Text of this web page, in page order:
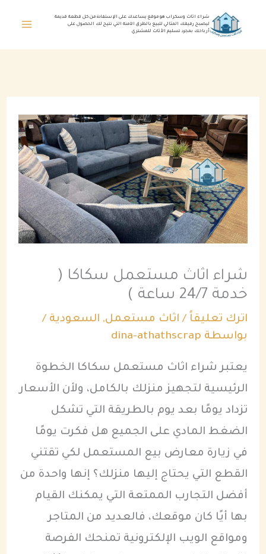
المحتوى
شراء اثاث وسكراب هو موقع يساعدك على الإستفادة من كل قطعة قديمة
ليصبح رفيقك المثالي للبيع بالطرق الآمنة التي تتيح لك الحصول على
أرباحك بمجرد تسليم الأثاث للمشتري
شراء اثاث مستعمل سكاكا (
خدمة 24/7 ساعة )
اترك تعليقاً / اثاث مستعمل, السعودية /
بواسطة dina-athathscrap
يعتبر شراء اثاث مستعمل سكاكا الخطوة
الرئيسية لتجهيز منزلك بالكامل، ولأن الأسعار
تزداد يومًا بعد يوم بالطريقة التي تشكل
الضغط المادي على الجميع هل فكرت يومًا
في زيارة معارض بيع المستعمل لكي تقتني
القطع التي يحتاج إليها منزلك؟ إنها واحدة من
أفضل التجارب الممتعة التي يمكنك القيام
بها أيًا كان موقعك، فالعديد من المتاجر
ومواقع الويب الإلكترونية تمنحك الفرصة